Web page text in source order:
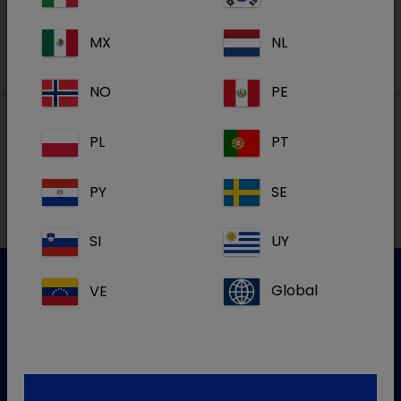
Lokalne adrese
korisnike
MX NL
NO PE
PL PT
PY SE
SI UY
VE Global